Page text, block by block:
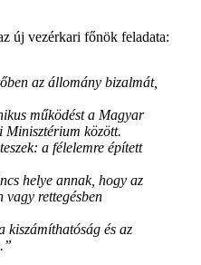
új vezérkari főnök feladata:
az állomány bizalmát,
működést a Magyar
Minisztérium között.
a félelemre épített
helye annak, hogy az
rettegésben
kiszámíthatóság és az